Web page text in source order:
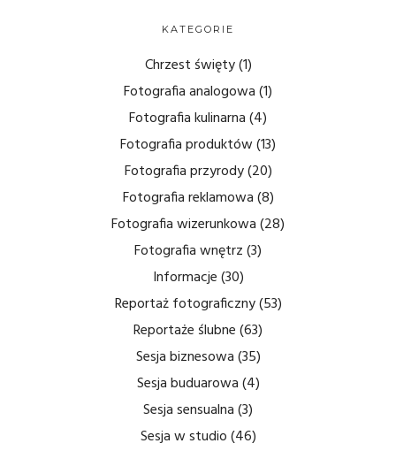
KATEGORIE
Chrzest święty(1)
Fotografia analogowa(1)
Fotografia kulinarna(4)
Fotografia produktów(13)
Fotografia przyrody(20)
Fotografia reklamowa(8)
Fotografia wizerunkowa(28)
Fotografia wnętrz(3)
Informacje(30)
Reportaż fotograficzny(53)
Reportaże ślubne(63)
Sesja biznesowa(35)
Sesja buduarowa(4)
Sesja sensualna(3)
Sesja w studio(46)